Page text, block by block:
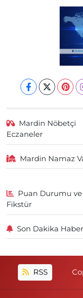
Mardin Nöbetçi
Eczaneler
Mardin Namaz
Puan Durumu ve
Fikstür
Son Dakika
RSS